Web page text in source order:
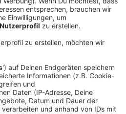
einen Ansturm zu
regionale Produkte zum Fest
Grund, warum sich der Biohof
heute auf besonders viele
Althues rechnet heute